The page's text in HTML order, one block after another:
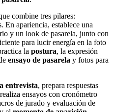
combine tres pilares:
En apariencia, establece una
y un look de pasarela, junto con
para lucir energía en la foto
la postura, la expresión
ensayo de pasarela y fotos para
entrevista, prepara respuestas
ensayos con cronómetro
de jurado y evaluación de